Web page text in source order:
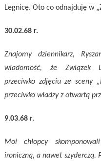
Legnicę. Oto co odnajduję w
30.02.68 r.
Znajomy dziennikarz,
wiadomość, że Związek
przeciwko zdjęciu ze sceny
przeciwko władzy z otwartą
9.03.68 r.
Moi chłopcy
ironiczną, a nawet szyderczą.